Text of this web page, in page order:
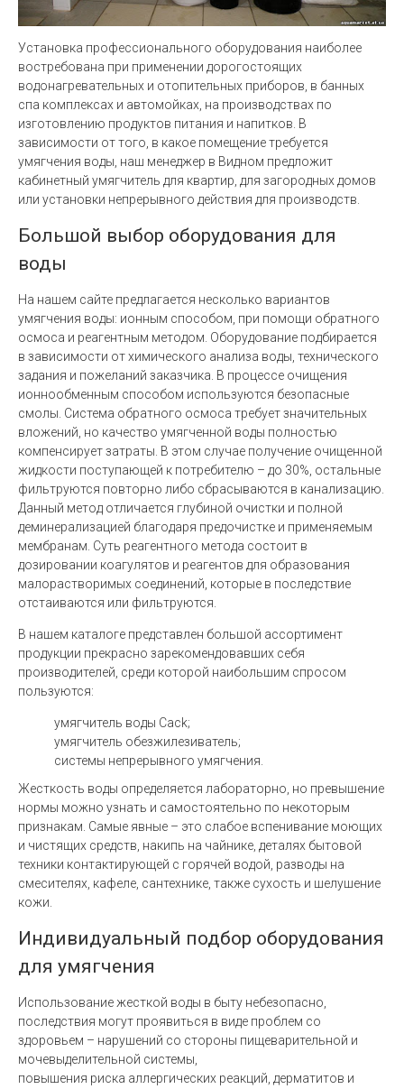
Установка профессионального оборудования наиболее
востребована при применении дорогостоящих
водонагревательных и отопительных приборов, в банных
спа комплексах и автомойках, на производствах по
изготовлению продуктов питания и напитков. В
зависимости от того, в какое помещение требуется
умягчения воды, наш менеджер в Видном предложит
кабинетный умягчитель для квартир, для загородных домов
или установки непрерывного действия для производств.
Большой выбор оборудования для
воды
На нашем сайте предлагается несколько вариантов
умягчения воды: ионным способом, при помощи обратного
осмоса и реагентным методом. Оборудование подбирается
в зависимости от химического анализа воды, технического
задания и пожеланий заказчика. В процессе очищения
ионнообменным способом используются безопасные
смолы. Система обратного осмоса требует значительных
вложений, но качество умягченной воды полностью
компенсирует затраты. В этом случае получение очищенной
жидкости поступающей к потребителю – до 30%, остальные
фильтруются повторно либо сбрасываются в канализацию.
Данный метод отличается глубиной очистки и полной
деминерализацией благодаря предочистке и применяемым
мембранам. Суть реагентного метода состоит в
дозировании коагулятов и реагентов для образования
малорастворимых соединений, которые в последствие
отстаиваются или фильтруются.
В нашем каталоге представлен большой ассортимент
продукции прекрасно зарекомендовавших себя
производителей, среди которой наибольшим спросом
пользуются:
умягчитель воды Cack;
умягчитель обезжилезиватель;
системы непрерывного умягчения.
Жесткость воды определяется лабораторно, но превышение
нормы можно узнать и самостоятельно по некоторым
признакам. Самые явные – это слабое вспенивание моющих
и чистящих средств, накипь на чайнике, деталях бытовой
техники контактирующей с горячей водой, разводы на
смесителях, кафеле, сантехнике, также сухость и шелушение
кожи.
Индивидуальный подбор оборудования
для умягчения
Использование жесткой воды в быту небезопасно,
последствия могут проявиться в виде проблем со
здоровьем – нарушений со стороны пищеварительной и
мочевыделительной системы,
повышения риска аллергических реакций, дерматитов и